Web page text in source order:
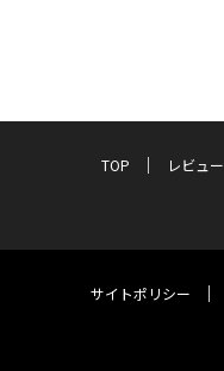
TOP レビュー
サイトポリシー